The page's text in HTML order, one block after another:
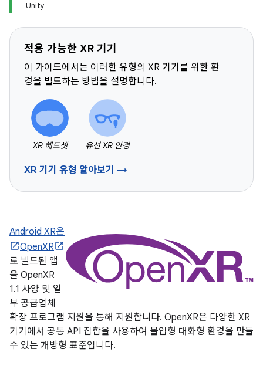
Unity
적용 가능한 XR 기기
이 가이드에서는 이러한 유형의 XR 기기를 위한 환
경을 빌드하는 방법을 설명합니다.
XR 헤드셋 유선 XR 안경
XR 기기 유형 알아보기 →
Android XR은
OpenXR
로 빌드된 앱
을 OpenXR
1.1 사양 및 일
부 공급업체
확장 프로그램 지원을 통해 지원합니다. OpenXR은 다양한 XR
기기에서 공통 API 집합을 사용하여 몰입형 대화형 환경을 만들
수 있는 개방형 표준입니다.